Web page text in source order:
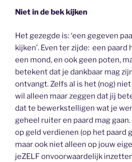
Niet in de bek kijken
Het gezegde is: ‘een gegeven
kijken’. Even ter zijde: een
een mond, en ook geen poten,
betekent dat je dankbaar mag
ontvangt. Zelfs al is het (nog)
wil alleen maar zeggen dat jij
dat te bewerkstelligen wat je
geheel ruiter en paard mag
op geld verdienen (op het paard
maar ook niet alleen op jouw
jeZELF onvoorwaardelijk